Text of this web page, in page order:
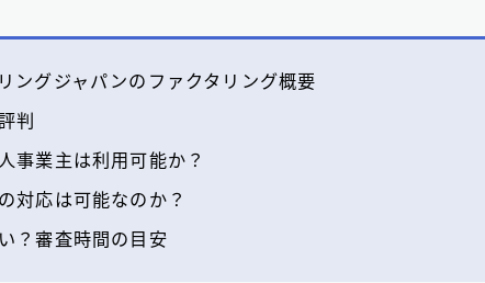
ングジャパンのファクタリング概要
判
事業主は利用可能か？
対応は可能なのか？
？審査時間の目安